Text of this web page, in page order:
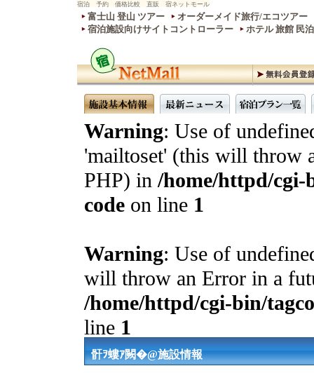
宿泊 予約 価格比較 直販 宿ネットモール
富士山 登山 ツアー
オーダーメイド旅行/エコツアー
宿泊施設向けサイトコントローラー
ホテル 旅館 民
Warning: Use of
'mailtoset' (this will throw
PHP) in/home/httpd/cgi-
code on line 1
Warning: Use of
will throw an Error in a
/home/httpd/cgi-bin/
line 1
骭ｦ螻ｱ闕�@施設情報